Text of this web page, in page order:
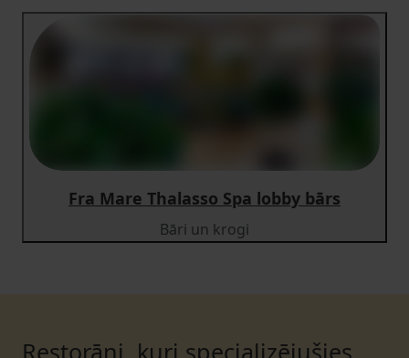
Fra Mare Thalasso Spa lobby bārs
Bāri un krogi